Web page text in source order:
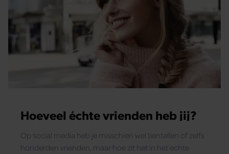
Hoeveel échte vrienden heb jij?
Op social media heb je misschien wel tientallen of zelfs
honderden vrienden, maar hoe zit het in het echte